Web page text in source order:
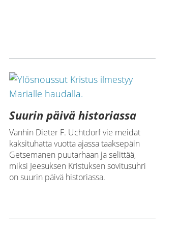
Suurin päivä historiassa
Vanhin Dieter F. Uchtdorf vie meidät
kaksituhatta vuotta ajassa taaksepäin
Getsemanen puutarhaan ja selittää,
miksi Jeesuksen Kristuksen sovitusuhri
on suurin päivä historiassa.